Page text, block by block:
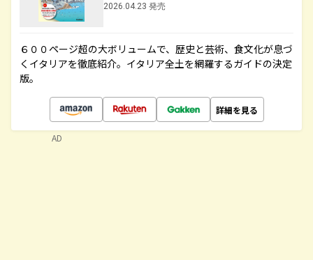
2026.04.23 発売
６００ページ超の大ボリュームで、歴史と芸術、食文化が息づ
くイタリアを徹底紹介。イタリア全土を網羅するガイドの決定
版。
詳細を見る
AD